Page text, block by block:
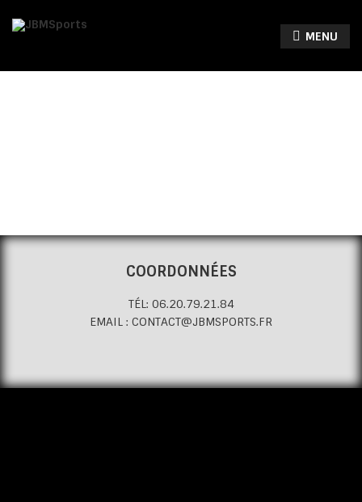
MENU
COORDONNÉES
TÉL: 06.20.79.21.84
EMAIL : CONTACT@JBMSPORTS.FR